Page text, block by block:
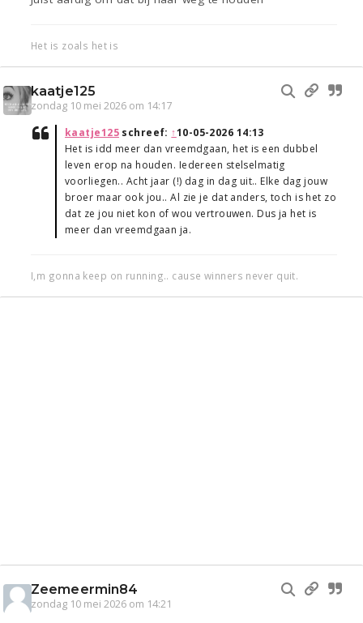
Het is zoals het is
kaatje125
zondag 10 mei 2026 om 14:17
kaatje125schreef: ↑10-05-2026 14:13
Het is idd meer dan vreemdgaan, het is een dubbel
leven erop na houden. Iedereen stelselmatig
voorliegen.. Acht jaar (!) dag in dag uit.. Elke dag jouw
broer maar ook jou.. Al zie je dat anders, toch is het zo
dat ze jou niet kon of wou vertrouwen. Dus ja het is
meer dan vreemdgaan ja.
I,m gonna keep on running.. cause winners never quit.
Zeemeermin84
zondag 10 mei 2026 om 14:21